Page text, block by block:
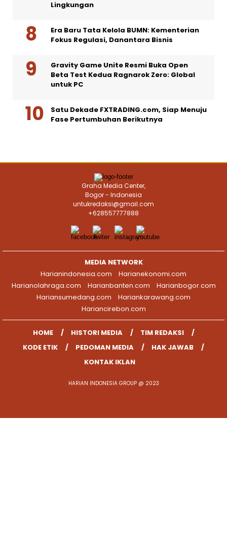
Lingkungan
Era Baru Tata Kelola BUMN: Kementerian
Fokus Regulasi, Danantara Bisnis
Gravity Game Unite Resmi Buka Open
Beta Test Kedua Ragnarok Zero: Global
untuk PC
Satu Dekade FXTRADING.com, Siap Menuju
Fase Pertumbuhan Berikutnya
Graha Media Center,
Bogor - Indonesia
untukredaksi@gmail.com
+628557777888
MEDIA NETWORK
Harianindonesia.com
Harianekonomi.com
Harianolahraga.com
Harianbanten.com
Harianbogor.com
Hariansumedang.com
Hariankarawang.com
Hariancirebon.com
HOME HISTORI MEDIA
TIM REDAKSI
KODE ETIK
PEDOMAN MEDIA
HAK JAWAB
KONTAK IKLAN
HARIAN INDONESIA GROUP @ 2023